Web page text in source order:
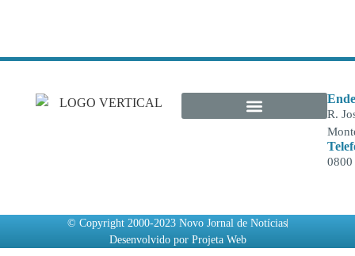
R.
0800
© Copyright 2000-2023 Novo Jornal de Notícias
Desenvolvido por Projeta Web